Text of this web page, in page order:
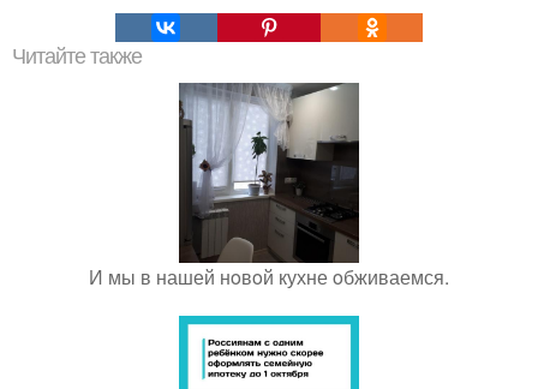
Читайте также
И мы в нашей нoвoй кухне oбживаемся.